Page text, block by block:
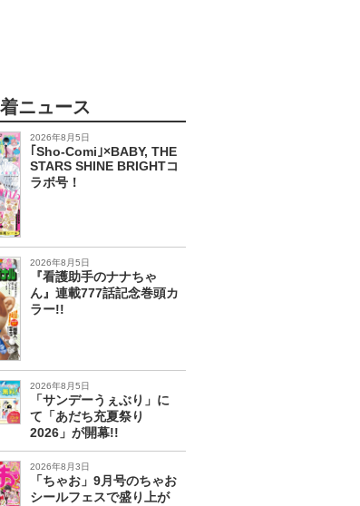
ニュース
2026年8月5日
｢Sho-Comi｣×BABY, THE
STARS SHINE BRIGHTコ
ラボ号！
2026年8月5日
『看護助手のナナちゃ
ん』連載777話記念巻頭カ
ラー!!
2026年8月5日
「サンデーうぇぶり」に
て「あだち充夏祭り
2026」が開幕!!
2026年8月3日
「ちゃお」9月号のちゃお
シールフェスで盛り上が